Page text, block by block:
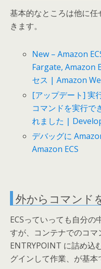
基本的なところは他に
きます。
New – Amazon
Fargate, Amazon
セス | Amazon
[アップデート] 実
コマンドを実行で
れました |
デバッグに
Amazon ECS
外からコマンド
ECSっていっても自分
すが、コンテナでのコ
ENTRYPOINT に詰め込
グインして作業、が基本